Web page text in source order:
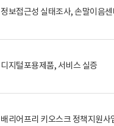
정보접근성 실태조사, 손말이음
디지털포용제품, 서비스 실증
배리어프리 키오스크 정책지원사